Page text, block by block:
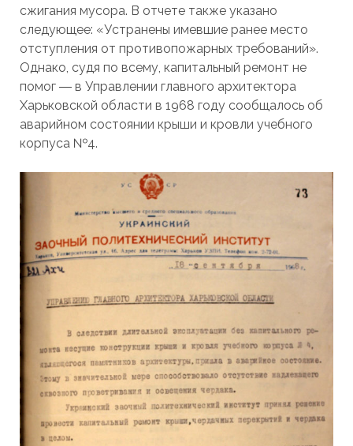
сжигания мусора. В отчете также указано
следующее: «Устранены имевшие ранее место
отступления от противопожарных требований».
Однако, судя по всему, капитальный ремонт не
помог ― в Управлении главного архитектора
Харьковской области в 1968 году сообщалось об
аварийном состоянии крыши и кровли учебного
корпуса №4.